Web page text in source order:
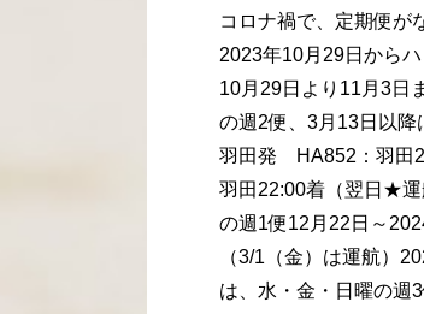
コロナ禍で、定期便が
2023年10月29日から
10月29日より11月3日
の週2便、3月13日以降
羽田発 HA852：羽田
羽田22:00着（翌日★
の週1便12月22日～
（3/1（金）は運航）
は、水・金・日曜の週